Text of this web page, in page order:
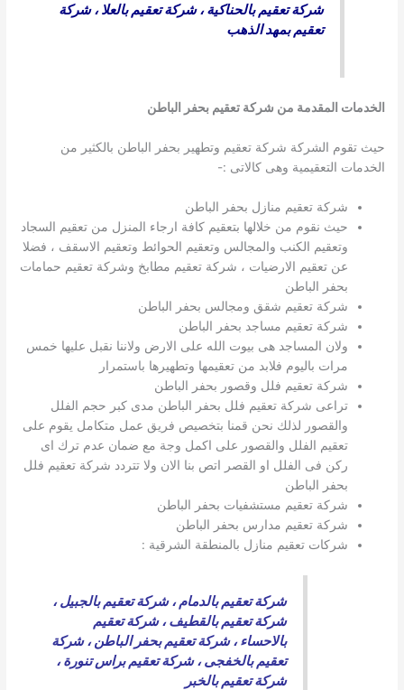
شركة تعقيم بالحناكية،شركة تعقيم بالعلا،شركة
تعقيم بمهد الذهب
الخدمات المقدمة من شركة تعقيم بحفر الباطن
حيث تقوم الشركة شركة تعقيم وتطهير بحفر الباطن بالكثير من
الخدمات التعقيمية وهى كالاتى :-
شركة تعقيم منازل بحفر الباطن
حيث نقوم من خلالها بتعقيم كافة ارجاء المنزل من تعقيم السجاد
وتعقيم الكنب والمجالس وتعقيم الحوائط وتعقيم الاسقف ، فضلا
عن تعقيم الارضيات ، شركة تعقيم مطابخ وشركة تعقيم حمامات
بحفر الباطن
شركة تعقيم شقق ومجالس بحفر الباطن
شركة تعقيم مساجد بحفر الباطن
ولان المساجد هى بيوت الله على الارض ولاننا نقبل عليها خمس
مرات باليوم فلابد من تعقيمها وتطهيرها باستمرار
شركة تعقيم فلل وقصور بحفر الباطن
تراعى شركة تعقيم فلل بحفر الباطن مدى كبر حجم الفلل
والقصور لذلك نحن قمنا بتخصيص فريق عمل متكامل يقوم على
تعقيم الفلل والقصور على اكمل وجة مع ضمان عدم ترك اى
ركن فى الفلل او القصر اتص بنا الان ولا تتردد شركة تعقيم فلل
بحفر الباطن
شركة تعقيم مستشفيات بحفر الباطن
شركة تعقيم مدارس بحفر الباطن
شركات تعقيم منازل بالمنطقة الشرقية :
شركة تعقيم بالدمام،شركة تعقيم بالجبيل،
شركة تعقيم بالقطيف،شركة تعقيم
بالاحساء،شركة تعقيم بحفر الباطن،شركة
تعقيم بالخفجى،شركة تعقيم براس تنورة،
شركة تعقيم بالخبر